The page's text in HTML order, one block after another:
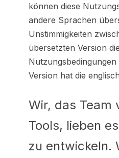
können diese
andere Sprachen
Unstimmigkeiten
übersetzten Version
Version hat die
Wir, das Team
Tools, lieben
zu entwickeln.